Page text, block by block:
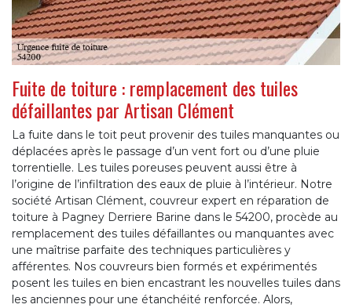
Fuite de toiture : remplacement des tuiles
défaillantes par Artisan Clément
La fuite dans le toit peut provenir des tuiles manquantes ou
déplacées après le passage d’un vent fort ou d’une pluie
torrentielle. Les tuiles poreuses peuvent aussi être à
l’origine de l’infiltration des eaux de pluie à l’intérieur. Notre
société Artisan Clément, couvreur expert en réparation de
toiture à Pagney Derriere Barine dans le 54200, procède au
remplacement des tuiles défaillantes ou manquantes avec
une maîtrise parfaite des techniques particulières y
afférentes. Nos couvreurs bien formés et expérimentés
posent les tuiles en bien encastrant les nouvelles tuiles dans
les anciennes pour une étanchéité renforcée. Alors,